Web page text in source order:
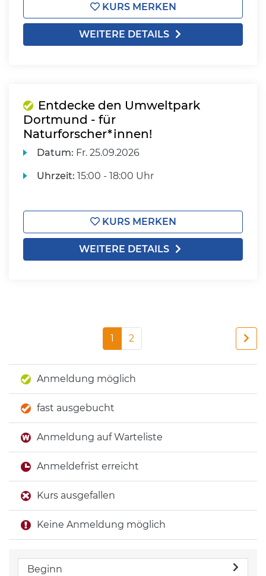
KURS MERKEN
WEITERE DETAILS
Entdecke den Umweltpark
Dortmund - für
Naturforscher*innen!
Datum: Fr. 25.09.2026
Uhrzeit: 15:00 - 18:00 Uhr
KURS MERKEN
WEITERE DETAILS
1 2
Anmeldung möglich
fast ausgebucht
Anmeldung auf Warteliste
Anmeldefrist erreicht
Kurs ausgefallen
Keine Anmeldung möglich
Beginn